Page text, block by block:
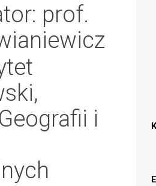
prof.
i